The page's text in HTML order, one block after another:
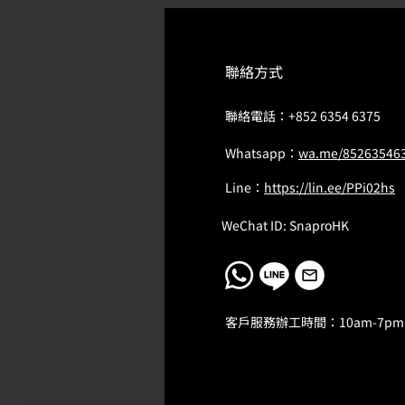
聯絡方式
聯絡電話： +852 6354 6375
Whatsapp： wa.me/
Line： https://lin.ee/PPi02hs
WeChat ID: SnaproHK
客戶服務辦工時間：10am-7pm